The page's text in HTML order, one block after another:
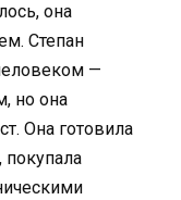
она
Степан
—
но она
Она готовила
покупала